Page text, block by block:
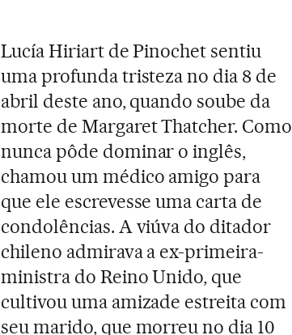
Lucía Hiriart de Pinochet sentiu
uma profunda tristeza no dia 8 de
abril deste ano, quando soube da
morte de Margaret Thatcher. Como
nunca pôde dominar o inglês,
chamou um médico amigo para
que ele escrevesse uma carta de
condolências. A viúva do ditador
chileno admirava a ex-primeira-
ministra do Reino Unido, que
cultivou uma amizade estreita com
seu marido, que morreu no dia 10